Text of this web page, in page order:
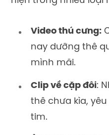
Video thú cưng:
nay dưỡng thê
mình mãi.
Clip về cặp đôi:
thê chưa kìa,
tim.